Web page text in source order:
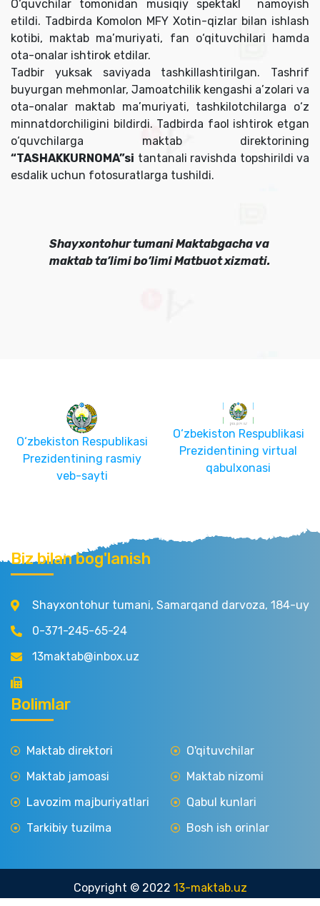
O‘quvchilar tomonidan musiqiy spektakl namoyish
etildi. Tadbirda Komolon MFY Xotin-qizlar bilan ishlash
kotibi, maktab ma’muriyati, fan o‘qituvchilari hamda
ota-onalar ishtirok etdilar.
Tadbir yuksak saviyada tashkillashtirilgan. Tashrif
buyurgan mehmonlar, Jamoatchilik kengashi a’zolari va
ota-onalar maktab ma’muriyati, tashkilotchilarga o‘z
minnatdorchiligini bildirdi. Tadbirda faol ishtirok etgan
o‘quvchilarga maktab direktorining
“TASHAKKURNOMA”si tantanali ravishda topshirildi va
esdalik uchun fotosuratlarga tushildi.
Shayxontohur tumani Maktabgacha va
maktab ta’limi bo’limi Matbuot xizmati.
O‘zbekiston Respublikasi
Prezidentining rasmiy
veb-sayti
O‘zbekiston Respublikasi
Prezidentining virtual
qabulxonasi
Biz bilan bog'lanish
Shayxontohur tumani, Samarqand darvoza, 184-uy
0-371-245-65-24
13maktab@inbox.uz
Bolimlar
Maktab direktori
Maktab jamoasi
Lavozim majburiyatlari
Tarkibiy tuzilma
O'qituvchilar
Maktab nizomi
Qabul kunlari
Bosh ish orinlar
Copyright © 2022 13-maktab.uz